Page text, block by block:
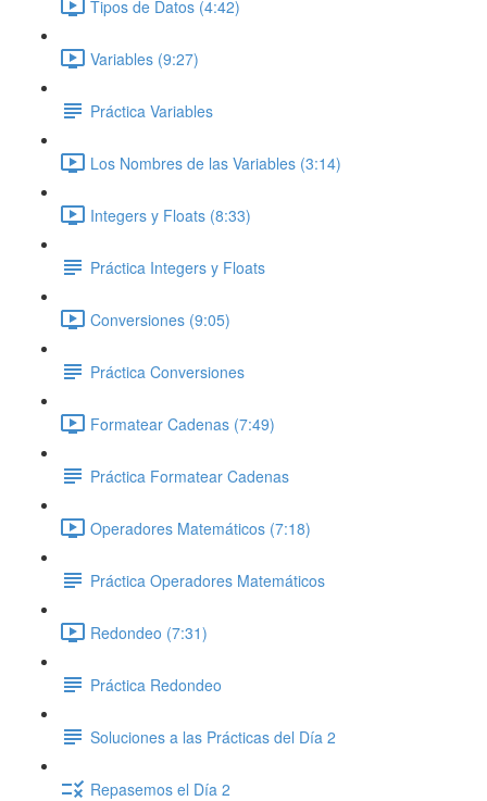
Tipos de Datos (4:42)
Variables (9:27)
Práctica Variables
Los Nombres de las Variables (3:14)
Integers y Floats (8:33)
Práctica Integers y Floats
Conversiones (9:05)
Práctica Conversiones
Formatear Cadenas (7:49)
Práctica Formatear Cadenas
Operadores Matemáticos (7:18)
Práctica Operadores Matemáticos
Redondeo (7:31)
Práctica Redondeo
Soluciones a las Prácticas del Día 2
Repasemos el Día 2